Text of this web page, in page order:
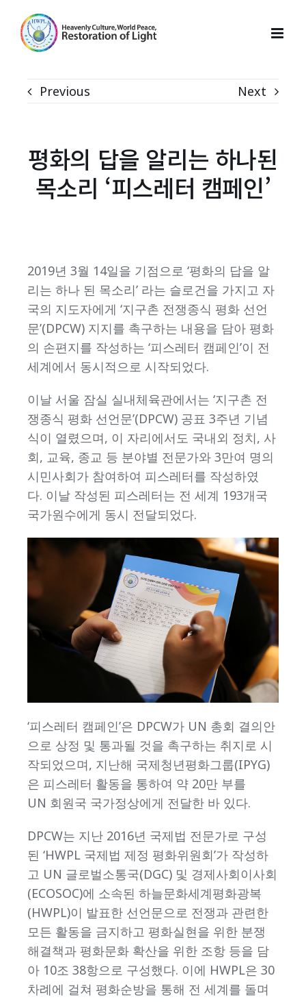
content
Previous Next
평화의 답을 알리는 하나된
목소리 ‘피스레터 캠페인’
2019년 3월 14일을 기점으로 ‘평화의 답을 알
리는 하나 된 목소리’ 라는 슬로건을 가지고 자
국의 지도자에게 ‘지구촌 전쟁종식 평화 선언
문’(DPCW) 지지를 촉구하는 내용을 담아 평화
의 손편지를 작성하는 ‘피스레터 캠페인’이 전
세계에서 동시적으로 시작되었다.
이날 서울 잠실 실내체육관에서는 ‘지구촌 전
쟁종식 평화 선언문’(DPCW) 공표 3주년 기념
식이 열렸으며, 이 자리에서도 국내외 정치, 사
회, 교육, 종교 등 분야별 전문가와 3만여 명의
시민사회가 참여하여 피스레터를 작성하였
다. 이날 작성된 피스레터는 전 세계 193개국
국가원수에게 동시 전달되었다.
‘피스레터 캠페인’은 DPCW가 UN 총회 결의안
으로 상정 및 통과될 것을 촉구하는 취지로 시
작되었으며, 지난해 국제청년평화그룹(IPYG)
은 피스레터 활동을 통하여 약 20만 부를
UN 회원국 국가정상에게 전달한 바 있다.
DPCW는 지난 2016년 국제법 전문가로 구성
된 ‘HWPL 국제법 제정 평화위원회’가 작성하
고 UN 글로벌소통국(DGC) 및 경제사회이사회
(ECOSOC)에 소속된 하늘문화세계평화광복
(HWPL)이 발표한 선언문으로 전쟁과 관련한
모든 활동을 금지하고 평화실현을 위한 분쟁
해결책과 평화문화 확산을 위한 조항 등을 담
아 10조 38항으로 구성했다. 이에 HWPL은 30
차례에 걸쳐 평화순방을 통해 전 세계를 돌며